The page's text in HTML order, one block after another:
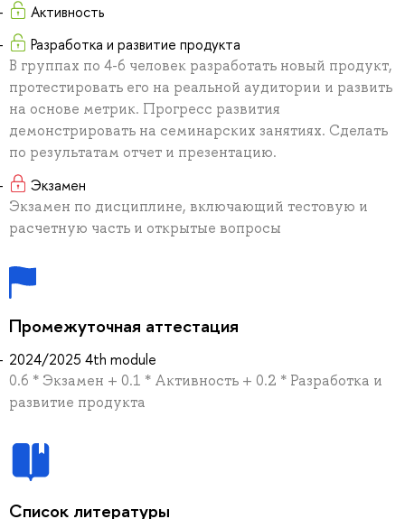
Активность
Разработка и развитие продукта
В группах по 4-6 человек разработать новый продукт,
протестировать его на реальной аудитории и развить
на основе метрик. Прогресс развития
демонстрировать на семинарских занятиях. Сделать
по результатам отчет и презентацию.
Экзамен
Экзамен по дисциплине, включающий тестовую и
расчетную часть и открытые вопросы
Промежуточная аттестация
2024/2025 4th module
0.6 * Экзамен + 0.1 * Активность + 0.2 * Разработка и
развитие продукта
Список литературы